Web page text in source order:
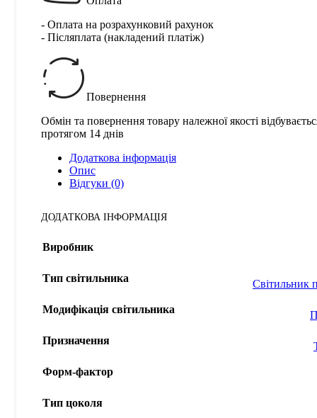
- Оплата на розрахунковий рахунок
- Післяплата (накладений платіж)
Повернення
Обмін та повернення товару належної якості
протягом 14 днів
Додаткова інформація
Опис
Відгуки (0)
ДОДАТКОВА ІНФОРМАЦІЯ
Виробник
Тип світильника Світильник
Модифікація світильника
Призначення
Форм-фактор
Тип цоколя